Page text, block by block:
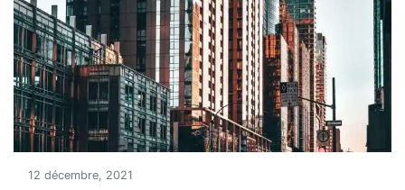
12 décembre, 2021